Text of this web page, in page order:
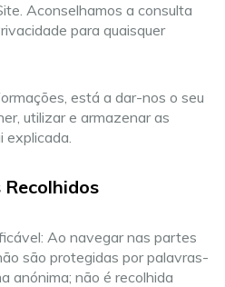
Aconselhamos a consulta
para quaisquer
está a dar-nos o seu
utilizar e armazenar as
explicada.
Recolhidos
Ao navegar nas partes
são protegidas por palavras-
anónima; não é recolhida